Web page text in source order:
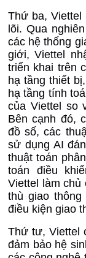
Thứ ba, Viettel
lõi. Qua
các hệ thống
giới, Viettel
triển khai trên
hạ tầng thiết
hạ tầng tính
của Viettel so
Bên cạnh đó,
đồ số, các
sử dụng AI
thuật toán
toán điều
Viettel làm
thù giao
điều kiện giao
Thứ tư, Viettel
đảm bảo hệ